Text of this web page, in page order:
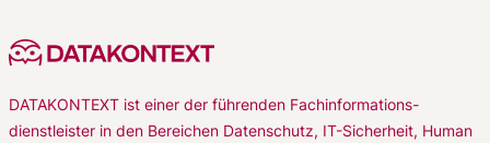
DATAKONTEXT ist einer der führenden Fachinformations-
dienstleister in den Bereichen Datenschutz, IT-Sicherheit, Human